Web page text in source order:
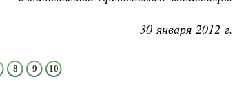
30 января 2012 г.
8 9 10